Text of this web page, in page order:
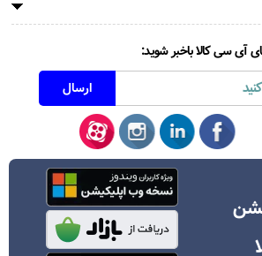
آی سی کالا باخبر شوید: